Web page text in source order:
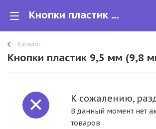
Кнопки пластик 9,5 мм (9,8 мм)
Каталог
Кнопки пластик 9,5 мм (9,8
К сожалению,
В данный момент нет
товаров